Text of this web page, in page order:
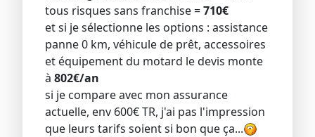
tous risques sans franchise =710€
et si je sélectionne les options : assistance
panne 0 km, véhicule de prêt, accessoires
et équipement du motard le devis monte
à 802€/an
si je compare avec mon assurance
actuelle, env 600€ TR, j'ai pas l'impression
que leurs tarifs soient si bon que ça...